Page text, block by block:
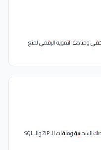
التمويه الرقمي لمنع